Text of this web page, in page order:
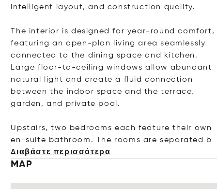
intelligent layout, and construction quality.
The interior is designed for year-round comfort,
featuring an open-plan living area seamlessly
connected to the dining space and kitchen.
Large floor-to-ceiling windows allow abundant
natural light and create a fluid connection
between the indoor space and the terrace,
garden, and private pool.
Upstairs, two bedrooms each feature their own
en-suite bathroom. The rooms are separated b
Διαβάστε περισσότερα
MAP